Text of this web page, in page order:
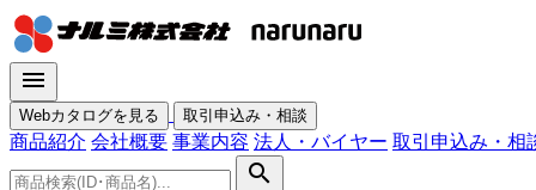
menu
Webカタログを見る 取引申込み・相談
商品紹介 会社概要 事業内容 法人・バイヤー 取引申込み・相
search